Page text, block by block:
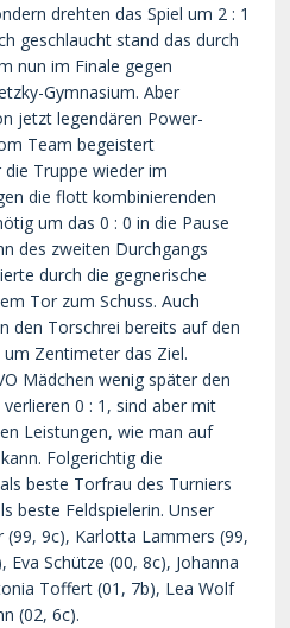
drehten das Spiel um 2 : 1
geschlaucht stand das durch
nun im Finale gegen
Gymnasium. Aber
jetzt legendären Power-
Team begeistert
Truppe wieder im
die flott kombinierenden
um das 0 : 0 in die Pause
des zweiten Durchgangs
durch die gegnerische
Tor zum Schuss. Auch
den Torschrei bereits auf den
Zentimeter das Ziel.
Mädchen wenig später den
0 : 1, sind aber mit
Leistungen, wie man auf
Folgerichtig die
beste Torfrau des Turniers
beste Feldspielerin. Unser
9c), Karlotta Lammers (99,
Eva Schütze (00, 8c), Johanna
Toffert (01, 7b), Lea Wolf
(02, 6c).